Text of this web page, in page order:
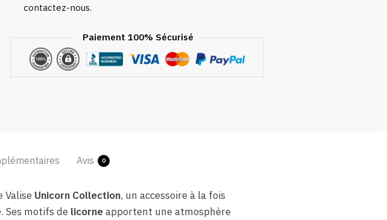
contactez-nous.
Paiement 100% Sécurisé
Avis 0
Valise Unicorn Collection, un accessoire à la fois
Ses motifs de licorneapportent une atmosphère